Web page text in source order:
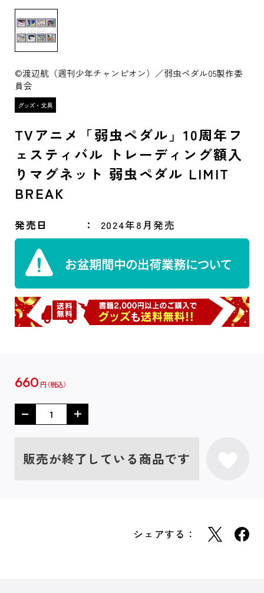
©渡辺航（週刊少年チャンピオン）／弱虫ペダル05製作委
員会
TVアニメ「弱虫ペダル」10周年フ
ェスティバル トレーディング額入
りマグネット 弱虫ペダル LIMIT
BREAK
発売日 2024年8月発売
660 円
販売が終了している商品です
シェアする：